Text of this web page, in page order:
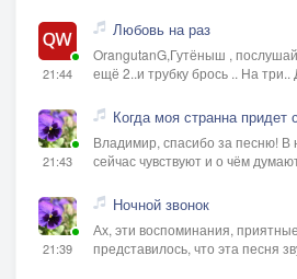
21:44
Любовь на раз
OrangutanG,Гутёныш ,
ещё 2..и трубку брось .. На три..
21:43
Когда моя странна придет
Владимир, спасибо за песню! В
сейчас чувствуют и о чём
21:39
Ночной звонок
Ах, эти воспоминания,
представилось, что эта песня